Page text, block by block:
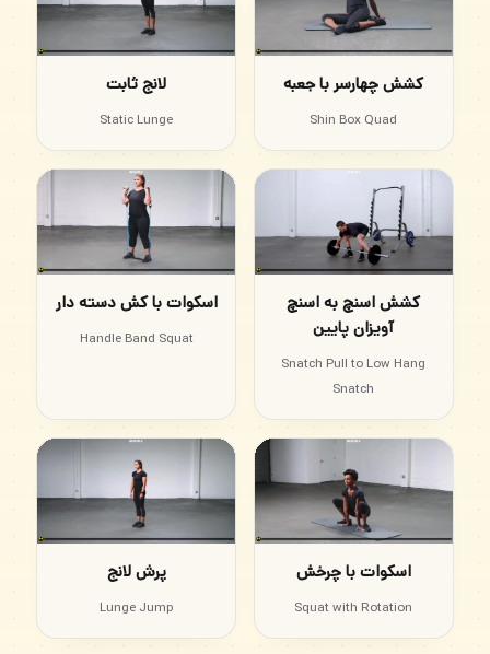
کشش چهارسر با جعبه
Shin Box Quad
لانج ثابت
Static Lunge
کشش اسنچ به اسنچ
آویزان پایین
Snatch Pull to Low Hang
Snatch
اسکوات با کش دسته دار
Handle Band Squat
اسکوات با چرخش
Squat with Rotation
پرش لانج
Lunge Jump